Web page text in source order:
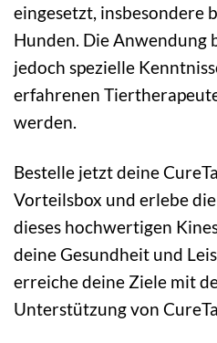
eingesetzt, insbesondere
Hunden. Die Anwendung
jedoch spezielle
erfahrenen
werden.
Bestelle jetzt deine
Vorteilsbox und erlebe
dieses hochwertigen
deine Gesundheit und
erreiche deine Ziele mit
Unterstützung von